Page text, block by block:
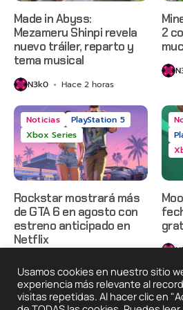
Made in Abyss:
Mezameru Shinpi revela
nuevo tráiler, reparto y
tema musical
N3k0 Hace 2 horas
2
Noticias
PlayStation 5
Xbox Series
Rockstar mostrará más
de GTA 6 en agosto con
estreno anticipado en
Netflix
Usamos cookies en nuestro sitio
experiencia más relevante al
visitas repetidas. Al hacer clic en